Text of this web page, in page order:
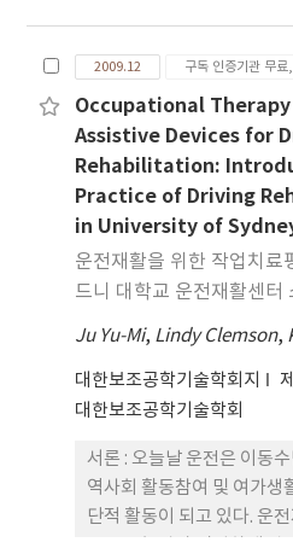
계의 변화가 필요한 시점이
이러한 환경변화에 적절하
보조공학기기 개발 방향을 제시하였
학서비스의 질적 향상과 보
모화를 통해 수요자와 공급
모델을 만들기 위해, 각계의
구성된 상설협의체를 구성
제시하였으나, 본 연구에서
적인 연구방법을 통해 분석
인 입장에서 그동안의 사업
가 있어 추가적인 연구가 필
2009.12 구독 인증기관 무
Occupational
Assistive Devices for
Rehabilitation:
Practice of Driving
in University of
운전재활을 위한 작업치료
드니 대학교 운전재활센터
Ju Yu-Mi, Lindy Clemson,
대한보조공학기술학회지
대한보조공학기술학회
서론 : 오늘날 운전은 이동
역사회 활동참여 및 여가생
단적 활동이 되고 있다. 운